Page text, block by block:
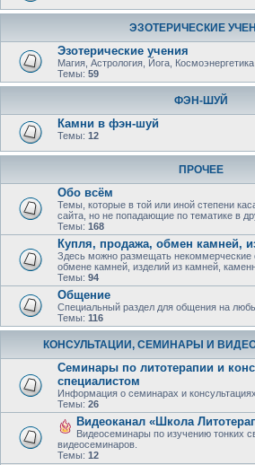
ЭЗОТЕРИЧЕСКИЕ
Эзотерические учения
Магия, Астрология, Йога, Космоэнергетика
Темы: 59
ФЭН-ШУЙ
Камни в фэн-шуй
Темы: 12
ПРОЧЕЕ
Обо всём
Темы, которые в той или иной степени
сайта, но не попадающие по тематике в
Темы: 168
Купля, продажа, обмен камней,
Здесь можно размещать некоммерческие
обмене камней, изделий из камней,
Темы: 94
Общение
Специальный раздел для общения на
Темы: 116
КОНСУЛЬТАЦИИ, СЕМИНАРЫ И
Семинары по литотерапии и
специалистом
Информация о семинарах и
Темы: 26
Видеоканал «Школа
Видеосеминары по изучению тонких
видеосеминаров.
Темы: 12